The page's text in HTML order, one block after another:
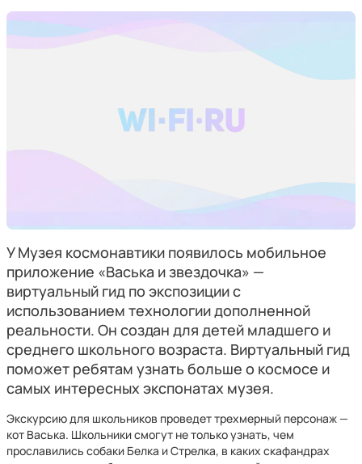
У Музея космонавтики появилось мобильное
приложение «Васька и звездочка» —
виртуальный гид по экспозиции с
использованием технологии дополненной
реальности. Он создан для детей младшего и
среднего школьного возраста. Виртуальный гид
поможет ребятам узнать больше о космосе и
самых интересных экспонатах музея.
Экскурсию для школьников проведет трехмерный персонаж —
кот Васька. Школьники смогут не только узнать, чем
прославились собаки Белка и Стрелка, в каких скафандрах